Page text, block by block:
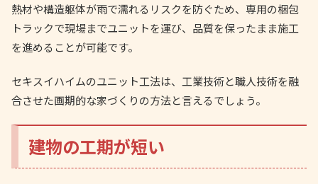
熱材や構造躯体が雨で濡れるリスクを防ぐため、専用の梱包
トラックで現場までユニットを運び、品質を保ったまま施工
を進めることが可能です。
セキスイハイムのユニット工法は、工業技術と職人技術を融
合させた画期的な家づくりの方法と言えるでしょう。
建物の工期が短い